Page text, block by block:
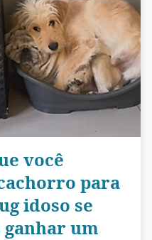
você
para
idoso se
um